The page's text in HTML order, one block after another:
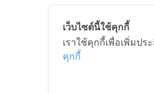
เว็บไซต์นี้ใช้คุกกี้
เราใช้คุกกี้เพื่อเพิ่มป
คุกกี้